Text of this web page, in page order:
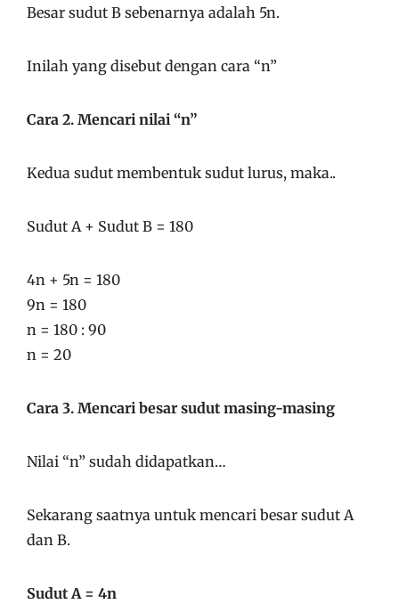
Besar sudut B sebenarnya adalah 5n.
Inilah yang disebut dengan cara “n”
Cara 2. Mencari nilai “n”
Kedua sudut membentuk sudut lurus, maka..
Sudut A + Sudut B = 180
4n + 5n = 180
9n = 180
n = 180 : 90
n = 20
Cara 3. Mencari besar sudut masing-masing
Nilai “n” sudah didapatkan…
Sekarang saatnya untuk mencari besar sudut A
dan B.
Sudut A = 4n